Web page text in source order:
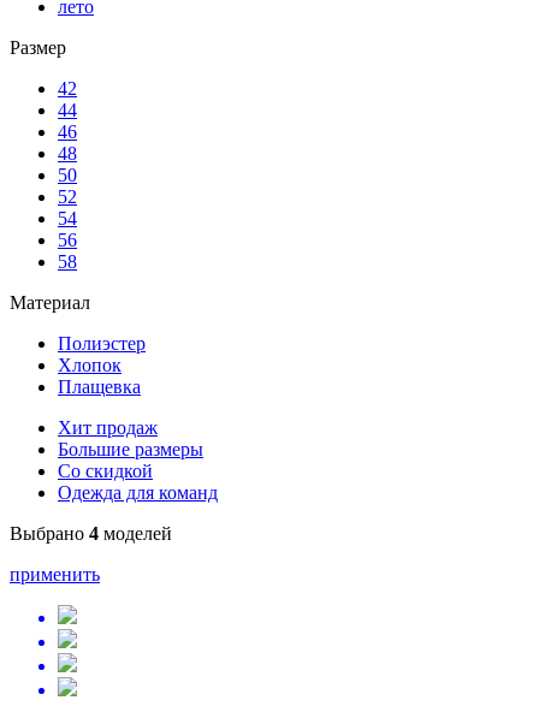
лето
Размер
42
44
46
48
50
52
54
56
58
Материал
Полиэстер
Хлопок
Плащевка
Хит продаж
Большие размеры
Со скидкой
Одежда для команд
Выбрано 4 моделей
применить